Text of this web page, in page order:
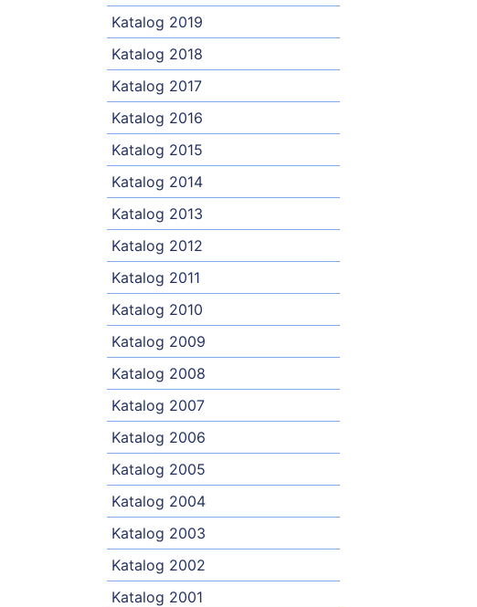
Katalog 2019
Katalog 2018
Katalog 2017
Katalog 2016
Katalog 2015
Katalog 2014
Katalog 2013
Katalog 2012
Katalog 2011
Katalog 2010
Katalog 2009
Katalog 2008
Katalog 2007
Katalog 2006
Katalog 2005
Katalog 2004
Katalog 2003
Katalog 2002
Katalog 2001